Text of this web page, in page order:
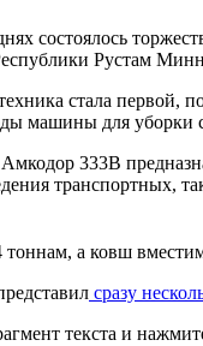
состоялось
Рустам
стала первой,
машины для уборки
333В
транспортных,
тоннам, а ковш
сразу
текста и